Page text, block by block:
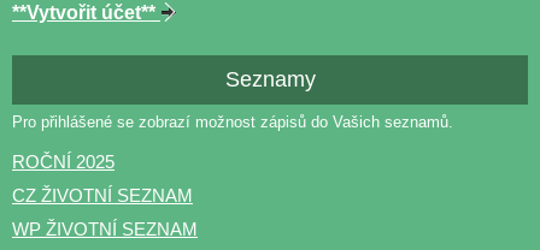
**Vytvořit účet**
Seznamy
Pro přihlášené se zobrazí možnost zápisů do Vašich seznamů.
ROČNÍ 2025
CZ ŽIVOTNÍ SEZNAM
WP ŽIVOTNÍ SEZNAM